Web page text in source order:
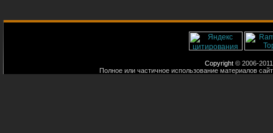
Copyright © 2006-
Полное или частичное использование материалов